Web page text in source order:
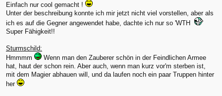
Einfach nur cool gemacht !
Unter der beschreibung konnte ich mir jetzt nicht viel vorstellen, aber als
ich es auf die Gegner angewendet habe, dachte ich nur so 'WTH
'
Super Fähigkeit!!
Sturmschild:
Hmmmm
Wenn man den Zauberer schön in der Feindlichen Armee
hat, haut der schon rein. Aber auch, wenn man kurz vor'm sterben ist,
mit dem Magier abhauen will, und da laufen noch ein paar Truppen hinter
her